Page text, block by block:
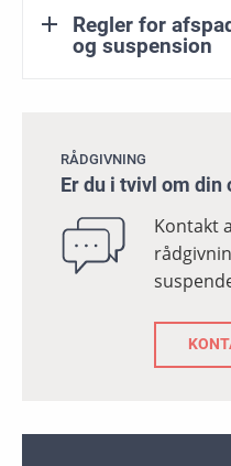
Regler for
og suspension
RÅDGIVNING
Er du i tvivl om din
Kontakt